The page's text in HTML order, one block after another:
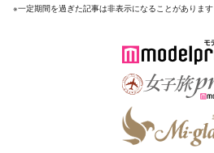
※一定期間を過ぎた記事は非表示になることがあります